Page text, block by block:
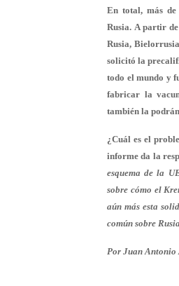
En total, más
Rusia. A partir
Rusia,
solicitó la
todo el mundo y
fabricar la
también la
¿Cuál es el
informe da la
esquema de la
sobre cómo el
aún más esta
común sobre Rusia
Por Juan